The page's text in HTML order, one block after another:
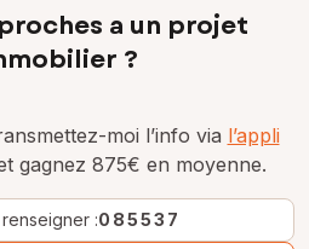
a un projet
?
moi l’info via l’appli
gagnez 875€ en moyenne.
:085537